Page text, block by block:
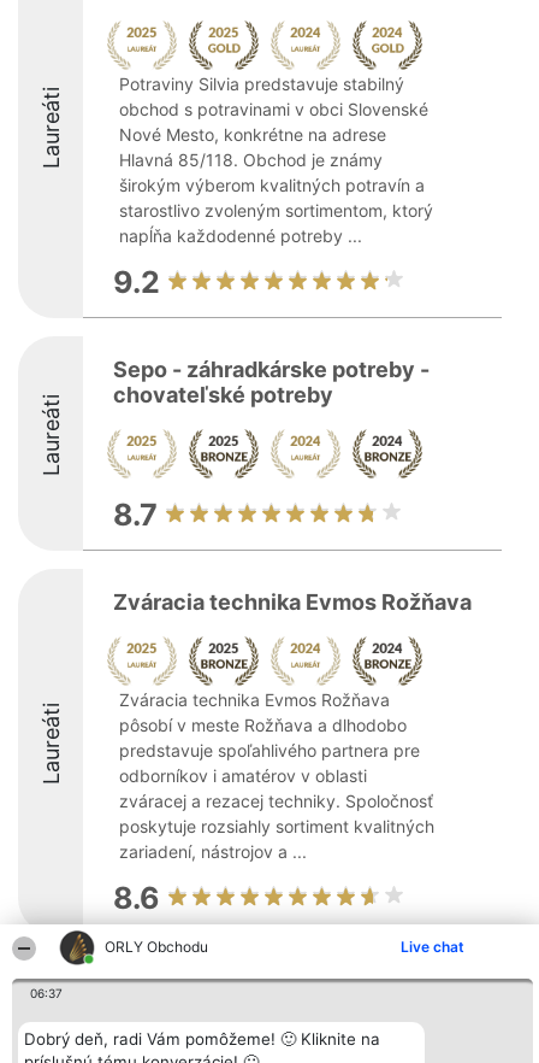
ORLY Obchodu Live chat
06:37
Dobrý deň, radi Vám pomôžeme! 🙂 Kliknite na
Laureáti
Potraviny Silvia predstavuje stabilný
obchod s potravinami v obci Slovenské
Nové Mesto, konkrétne na adrese
Hlavná 85/118. Obchod je známy
širokým výberom kvalitných potravín a
starostlivo zvoleným sortimentom, ktorý
napĺňa každodenné potreby ...
9.2
Laureáti
Sepo - záhradkárske potreby -
chovateľské potreby
8.7
Laureáti
Zváracia technika Evmos Rožňava
Zváracia technika Evmos Rožňava
pôsobí v meste Rožňava a dlhodobo
predstavuje spoľahlivého partnera pre
odborníkov i amatérov v oblasti
zváracej a rezacej techniky. Spoločnosť
poskytuje rozsiahly sortiment kvalitných
zariadení, nástrojov a ...
8.6
Organizátor hodnotenia
Bright Side Solutions sp. z o.
ul. Ruska 22
Wrocław 50-079
Hodnotenie
wszystkich
Laureatów
Kontakt